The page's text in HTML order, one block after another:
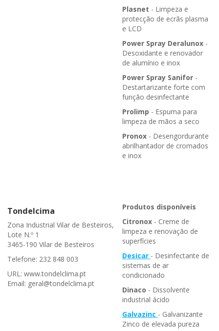
Plasnet - Limpeza e
protecção de ecrãs plasma
e LCD
Power Spray Deralunox -
Desoxidante e renovador
de alumínio e inox
Power Spray Sanifor -
Destartarizante forte com
função desinfectante
Prolimp - Espuma para
limpeza de mãos a seco
Pronox - Desengordurante
abrilhantador de cromados
e inox
Tondelcima
Zona Industrial Vilar de Besteiros,
Lote N.º 1
3465-190 Vilar de Besteiros
Telefone: 232 848 003
URL: www.tondelclima.pt
Email: geral@tondelclima.pt
Produtos disponíveis
Citronox - Creme de
limpeza e renovação de
superfícies
Desicar - Desinfectante de
sistemas de ar
condicionado
Dinaco - Dissolvente
industrial ácido
Galvazinc - Galvanizante
Zinco de elevada pureza